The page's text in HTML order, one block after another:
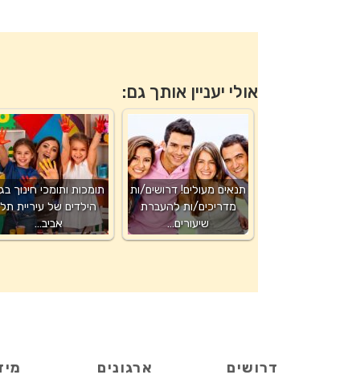
אולי יעניין אותך גם:
תומכות ותומכי חינוך
הילדים של עיריית תל
אביב…
תנאים מעולים! דרושים/ות
מדריכים/ות להעברת
שיעורים…
דרושים ארגונים